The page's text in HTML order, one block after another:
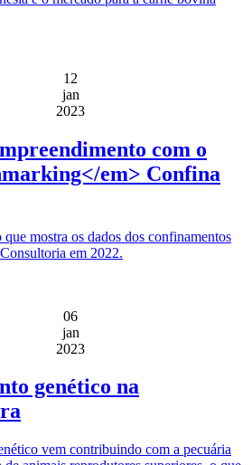
12
jan
2023
com o
em> Confina
mostra os dados dos confinamentos
em 2022.
06
jan
2023
genético na
vem contribuindo com a pecuária